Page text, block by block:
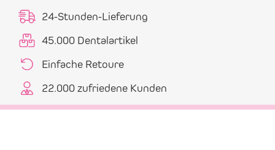
24-Stunden-Lieferung
45.000 Dentalartikel
Einfache Retoure
22.000 zufriedene Kunden